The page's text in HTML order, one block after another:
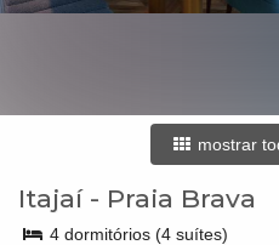
mostrar
Itajaí- Praia Brava
4 dormitórios (4 suítes)